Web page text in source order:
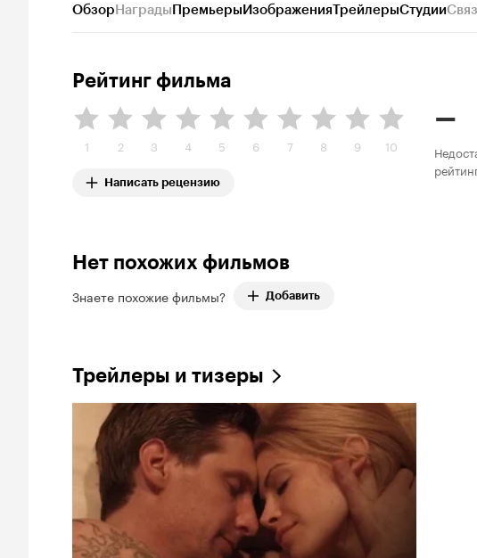
ОбзорНаградыПремьерыИзображенияТрейлерыСтудии
Рейтинг фильма
1 2 3 4 5 6 7 8 9 10
Написать рецензию
–
Нет похожих фильмов
Знаете похожие фильмы? Добавить
Трейлеры и тизеры